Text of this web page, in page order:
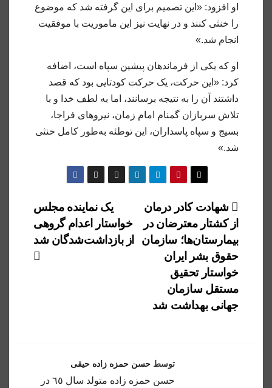
او افزود: «این تصمیم برای این گرفته شد که موضوع
را خنثی کنند و در نهایت نیز این ماموریت با موفقیت
انجام شد.»
او که یکی از فرماندهان پیشین سپاه است، اضافه
کرد: «این حرکت، یک حرکت کودتایی بود که قصد
داشتند آن را به نتیجه برسانند، اما به لطف خدا و با
تلاش سربازان گمنام امام زمان، نیرو‌های فراجا،
بسیج و سپاه پاسداران، این توطئه به‌طور کامل خنثی
شد.»
راهبری
نوشته
یک نماینده مجلس
خواستار اعدام گروهی
از بازداشت‌شدگان شد
شهادت کادر درمان
از کشتار معترضان در
بیمارستان‌ها؛ سازمان
حقوق بشر ایران
خواستار تحقیق
مستقل سازمان
جهانی بهداشت شد
توسط حسن حمزه زاده حیقی
حسن حمزه زاده متولد سال ٦٥ در